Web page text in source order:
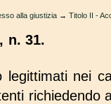
alla giustizia → Titolo II -
n. 31.
legittimati nei
richiedendo